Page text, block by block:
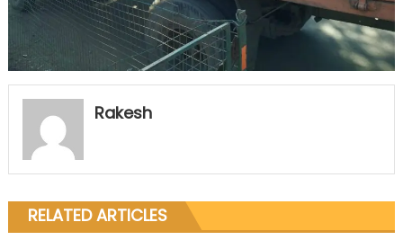
Rakesh
RELATED ARTICLES